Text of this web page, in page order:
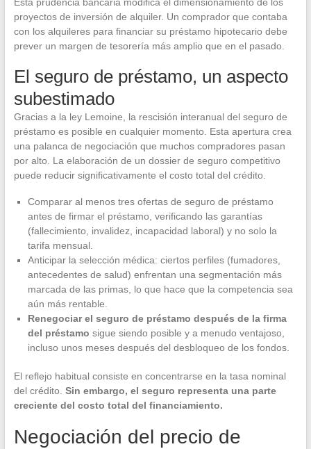
proyectos de inversión de alquiler. Un comprador que contaba
con los alquileres para financiar su préstamo hipotecario debe
prever un margen de tesorería más amplio que en el pasado.
El seguro de préstamo, un aspecto
subestimado
Gracias a la ley Lemoine, la rescisión interanual del seguro de
préstamo es posible en cualquier momento. Esta apertura crea
una palanca de negociación que muchos compradores pasan
por alto. La elaboración de un dossier de seguro competitivo
puede reducir significativamente el costo total del crédito.
Comparar al menos tres ofertas de seguro de préstamo
antes de firmar el préstamo, verificando las garantías
(fallecimiento, invalidez, incapacidad laboral) y no solo la
tarifa mensual.
Anticipar la selección médica: ciertos perfiles (fumadores,
antecedentes de salud) enfrentan una segmentación más
marcada de las primas, lo que hace que la competencia sea
aún más rentable.
Renegociar el seguro de préstamo después de la firma
del préstamo sigue siendo posible y a menudo ventajoso,
incluso unos meses después del desbloqueo de los fondos.
El reflejo habitual consiste en concentrarse en la tasa nominal
del crédito. Sin embargo, el seguro representa una parte
creciente del costo total del financiamiento.
Negociación del precio de